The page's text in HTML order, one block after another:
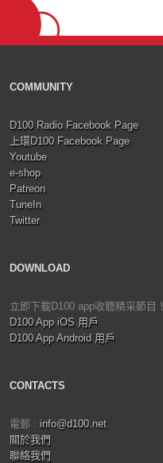
COMMUNITY
D100 Radio Facebook Page
上環D100 Facebook Page
Youtube
e-shop
Patreon
TuneIn
Twitter
DOWNLOAD
立即下載D100 app收聽精采節目！
D100 App iOS 用戶
D100 App Android 用戶
CONTACTS
電郵 : info@d100.net
關於我們
聯絡我們